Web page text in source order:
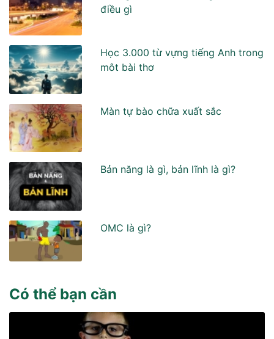
điều gì
Học 3.000 từ vựng tiếng Anh trong
môt bài thơ
Màn tự bào chữa xuất sắc
Bản năng là gì, bản lĩnh là gì?
OMC là gì?
Có thể bạn cần